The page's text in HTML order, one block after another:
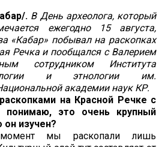
. В День археолога, который
ежегодно 15 августа,
«Кабар» побывал на раскопках
Речка и пообщался с Валерием
сотрудником Института
и этнологии им.
академии наук КР.
на Красной Речке с
это очень крупный
он изучен?
мы раскопали лишь